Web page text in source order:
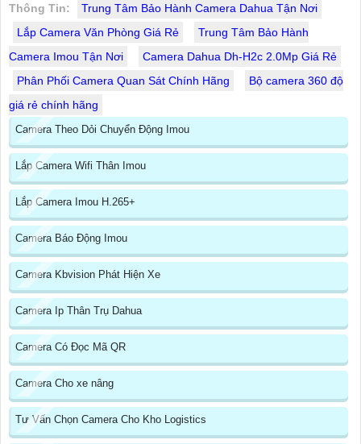
Thông Tin:
Trung Tâm Bảo Hành Camera Dahua Tận Nơi
Lắp Camera Văn Phòng Giá Rẻ
Trung Tâm Bảo Hành
Camera Imou Tận Nơi
Camera Dahua Dh-H2c 2.0Mp Giá Rẻ
Phân Phối Camera Quan Sát Chính Hãng
Bộ camera 360 độ
giá rẻ chính hãng
Camera Theo Dỏi Chuyển Động Imou
Lắp Camera Wifi Thân Imou
Lắp Camera Imou H.265+
Camera Báo Động Imou
Camera Kbvision Phát Hiện Xe
Camera Ip Thân Trụ Dahua
Camera Có Đọc Mã QR
Camera Cho xe nâng
Tư Vấn Chọn Camera Cho Kho Logistics